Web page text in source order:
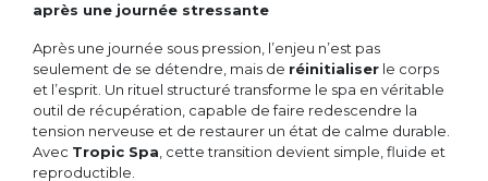
après une journée stressante
Après une journée sous pression, l’enjeu n’est pas
seulement de se détendre, mais de réinitialiser le corps
et l’esprit. Un rituel structuré transforme le spa en véritable
outil de récupération, capable de faire redescendre la
tension nerveuse et de restaurer un état de calme durable.
Avec Tropic Spa , cette transition devient simple, fluide et
reproductible.